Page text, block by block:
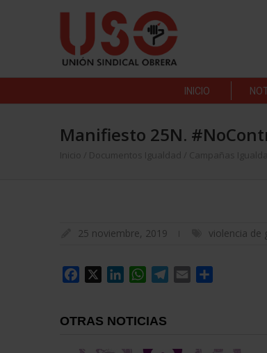
INICIO
Manifiesto 25N.
Inicio Documentos Igualdad Campañas
25 noviembre, 2019 violencia de
Facebook LinkedInWhatsApp
Telegram
Email
OTRAS NOTICIAS